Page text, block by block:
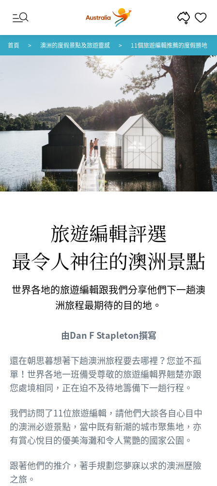
跳至內容
跳至頁尾導覽
首頁 澳洲的度假景點及旅遊靈感 11個旅遊編輯推薦的度假勝地
旅遊編輯評選
最令人神往的澳洲景點
世界各地的旅遊編輯跟我們分享他們下一趟澳
洲旅程最期待的目的地。
由Dan F Stapleton撰寫
還在朝思暮想著下趟澳洲旅程要去哪裡？您並不孤
單！世界各地一班備受尊敬的旅遊編輯界翹楚亦跟
您處境相同，正在迫不及待地籌備下一趟行程。
我們訪問了11位旅遊編輯，請他們大談各自心目中
的澳洲必遊景點，當中既有新潮的城市聚集地，亦
有賞心悅目的優美海灘和令人驚艷的國家公園。
跟著他們的推介，著手規劃您夢寐以求的澳洲歷險
之旅。